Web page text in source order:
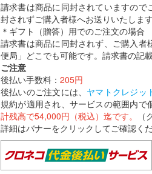
請求書は商品に同封されていますの
封されずご購入者様へお送りいたします
＊ギフト（贈答）用でのご注文の場合
請求書は商品に同封されず、ご購入
便局」どこでも可能です。請求書の記
ご注意
後払い手数料： 205円
後払いのご注文には、 ヤマトクレジッ
規約が適用され、サービスの範囲内で
計残高で54,000円（税込）迄です。
詳細はバナーをクリックしてご確認くだ